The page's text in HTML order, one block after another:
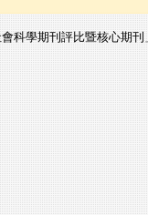
科學期刊評比暨核心期刊